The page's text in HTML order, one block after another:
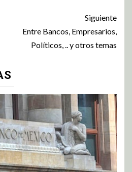
Siguiente
Entre Bancos, Empresarios,
Políticos, .. y otros temas